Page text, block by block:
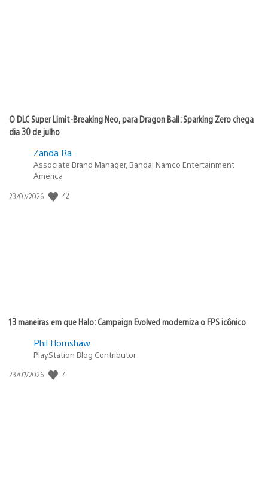
O DLC Super Limit-Breaking Neo, para Dragon Ball: Sparking Zero chega
dia 30 de julho
Zanda Ra
Associate Brand Manager, Bandai Namco Entertainment
America
Data
23/07/2026 42
13 maneiras em que Halo: Campaign Evolved moderniza o FPS icônico
Phil Hornshaw
PlayStation Blog Contributor
Data
23/07/2026 4